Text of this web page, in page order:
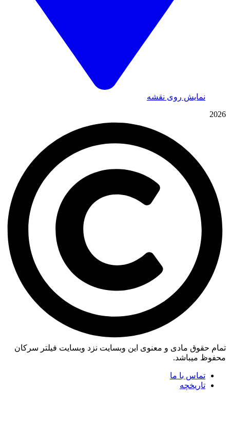
نمایش روی نقشه
2026
تمام حقوق مادی و معنوی این وبسایت نزد وبسایت فیلتر سرکان
محفوظ میباشد.
تماس با ما
تاریخچه